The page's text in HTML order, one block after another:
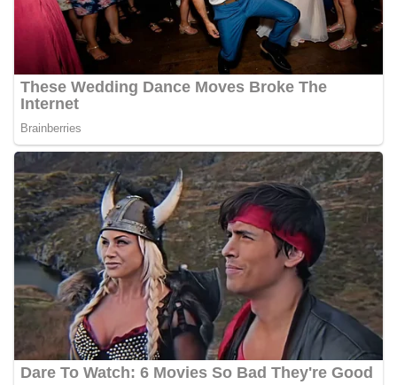
kegiatan semacam ini, Bhabinkamtibmas tidak
hanya berperan sebagai penyampai informasi
dan imbauan, tetapi juga sebagai mitra
masyarakat dalam menjaga keamanan lingkungan
secara bersama-sama.‎‎Kehadiran
Bhabinkamtibmas di tengah-tengah warga
diharapkan dapat semakin mempererat
hubungan kemitraan antara Polri dan
masyarakat, sekaligus membangun kesadaran
kolektif warga akan pentingnya menjaga
keamanan, ketertiban, dan kekompakan
lingkungan, khususnya dalam menyambut
momentum bersejarah HUT Kemerdekaan
Republik Indonesia.‎Kegiatan sambang ini
rencananya akan terus dilaksanakan secara rutin
oleh Bhabinkamtibmas di wilayah Kelurahan
Sunggal sebagai bagian dari upaya menciptakan
situasi Kamtibmas yang aman dan kondusif,
sekaligus menumbuhkan semangat nasionalisme
warga dalam menyambut Hari Kemerdekaan RI.
Bhabinkamtibmas Polsek Medan Sunggal